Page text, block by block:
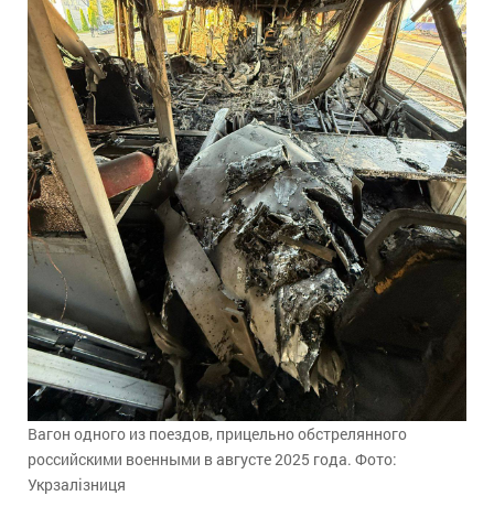
Вагон одного из поездов, прицельно обстрелянного
российскими военными в августе 2025 года. Фото:
Укрзалізниця